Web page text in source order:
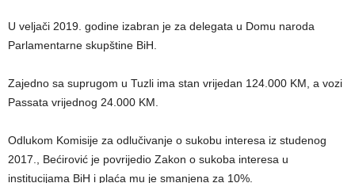
U veljači 2019. godine izabran je za delegata u Domu naroda
Parlamentarne skupštine BiH.
Zajedno sa suprugom u Tuzli ima stan vrijedan 124.000 KM, a vozi
Passata vrijednog 24.000 KM.
Odlukom Komisije za odlučivanje o sukobu interesa iz studenog
2017., Bećirović je povrijedio Zakon o sukoba interesa u
institucijama BiH i plaća mu je smanjena za 10%.